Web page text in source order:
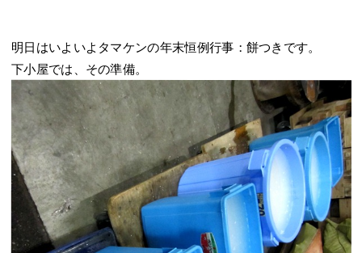
明日はいよいよタマケンの年末恒例行事：餅つきです。
下小屋では、その準備。